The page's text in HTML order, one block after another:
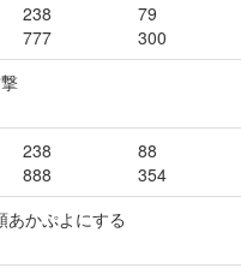
238
777
79
300
238
888
88
354
かぷよにする